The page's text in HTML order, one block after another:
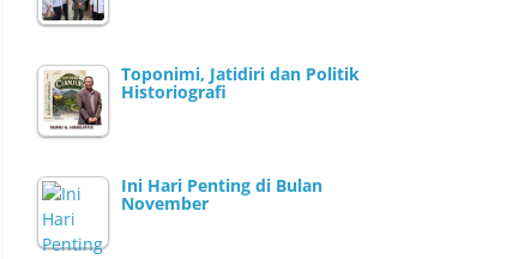
Toponimi, Jatidiri dan Politik
Historiografi
Ini Hari Penting di Bulan
November